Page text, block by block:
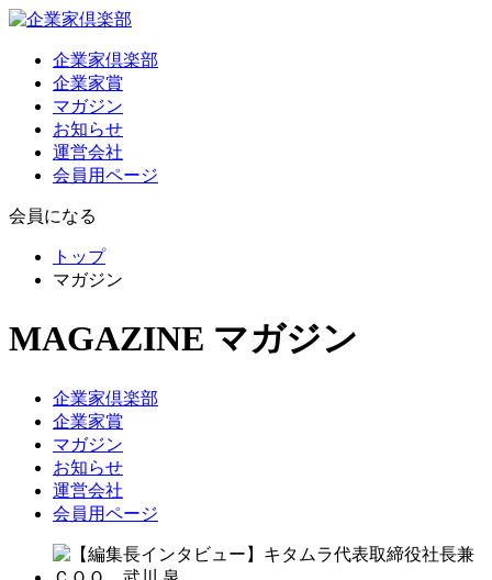
企業家倶楽部
企業家賞
マガジン
お知らせ
運営会社
会員用ページ
会員になる
トップ
マガジン
MAGAZINE マガジン
企業家倶楽部
企業家賞
マガジン
お知らせ
運営会社
会員用ページ